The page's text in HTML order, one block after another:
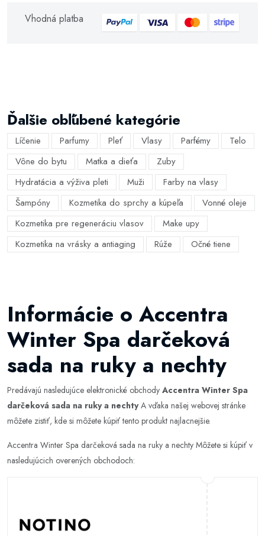
Vhodná platba
Ďalšie obľúbené kategórie
Líčenie Parfumy Pleť Vlasy Parfémy
Telo
Vône do bytu
Matka a dieťa
Zuby
Hydratácia a výživa pleti
Muži
Farby na vlasy
Šampóny
Kozmetika do sprchy a kúpeľa
Vonné oleje
Kozmetika pre regeneráciu vlasov
Make upy
Kozmetika na vrásky a antiaging
Rúže Očné tiene
Informácie o Accentra
Winter Spa darčeková
sada na ruky a nechty
Predávajú nasledujúce elektronické obchody Accentra Winter Spa
darčeková sada na ruky a nechtyA vďaka našej webovej stránke
môžete zistiť, kde si môžete kúpiť tento produkt najlacnejšie.
Accentra Winter Spa darčeková sada na ruky a nechty Môžete si kúpiť v
nasledujúcich overených obchodoch: